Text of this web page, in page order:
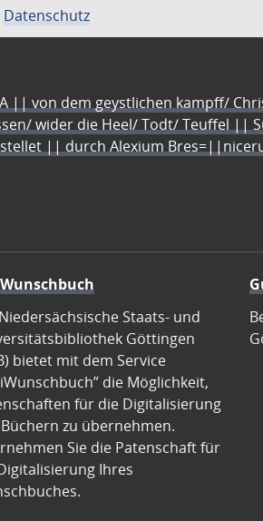
Datenschutz
|| von dem geystlichen kampff/
wider die Heel/ Todt/ Teuffel ||
|| durch Alexium
Staats- und
Göttingen
bietet mit dem Service
die Möglichkeit,
für die Digitalisierung
zu übernehmen.
Sie die Patenschaft für
Ihres